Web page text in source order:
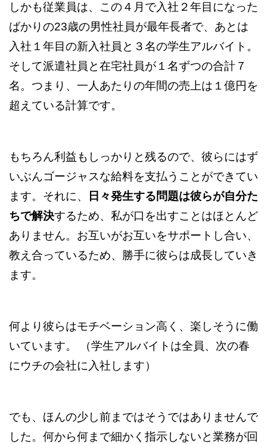
しかも従業員は、この４月で入社２年目になった
ばかりの23歳の男性社員が最年長者で、あとは
入社１年目の新入社員と３名の学生アルバイト。
そして派遣社員と在宅社員が１名ずつの合計７
名。つまり、一人あたりの年間の売上は１億円を
超えている計算です。
もちろん利益もしっかりと残るので、彼らにはず
いぶんゴージャスな給料を支払うことができてい
ます。それに、
日々発生する問題は彼らが自分た
ちで解決するため、私が口を出すことはほとんど
ありません。お互いがお互いをサポートし合い、
教え合っているため、勝手に彼らは成長していき
ます。
何より彼らはモチベーション高く、楽しそうに働
いています。 （学生アルバイトは全員、次の春
にウチの会社に入社します）
でも、ほんの少し前まではそうではありませんで
した。何から何まで細かく指示しないと業務が回